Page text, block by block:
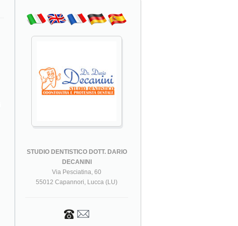
STUDIO DENTISTICO DOTT. DARIO
DECANINI
Via Pesciatina, 60
55012 Capannori, Lucca (LU)